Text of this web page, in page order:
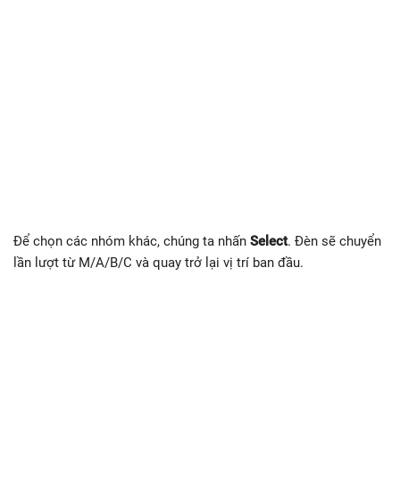
Để chọn các nhóm khác, chúng ta nhấn Select. Đèn sẽ chuyển
lần lượt từ M/A/B/C và quay trở lại vị trí ban đầu.